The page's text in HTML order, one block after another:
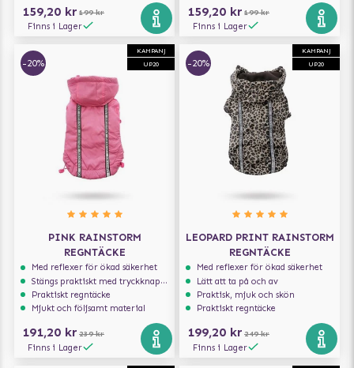
159,20 kr 199 kr
Finns i Lager
159,20 kr 199 kr
Finns i Lager
KAMPANJ
UP20
-20%
PINK RAINSTORM
REGNTÄCKE
Med reflexer för ökad säkerhet
Stängs praktiskt med tryckknappar
Praktiskt regntäcke
Mjukt och följsamt material
191,20 kr 239 kr
Finns i Lager
KAMPANJ
UP20
-20%
LEOPARD PRINT RAINSTORM
REGNTÄCKE
Med reflexer för ökad säkerhet
Lätt att ta på och av
Praktisk, mjuk och skön
Praktiskt regntäcke
199,20 kr 249 kr
Finns i Lager